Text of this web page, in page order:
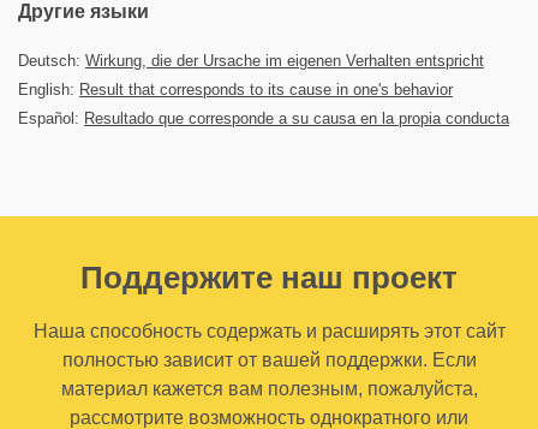
Другие языки
Deutsch: Wirkung, die der Ursache im eigenen Verhalten entspricht
English: Result that corresponds to its cause in one's behavior
Español: Resultado que corresponde a su causa en la propia conducta
Поддержите наш проект
Наша способность содержать и расширять этот сайт
полностью зависит от вашей поддержки. Если
материал кажется вам полезным, пожалуйста,
рассмотрите возможность однократного или